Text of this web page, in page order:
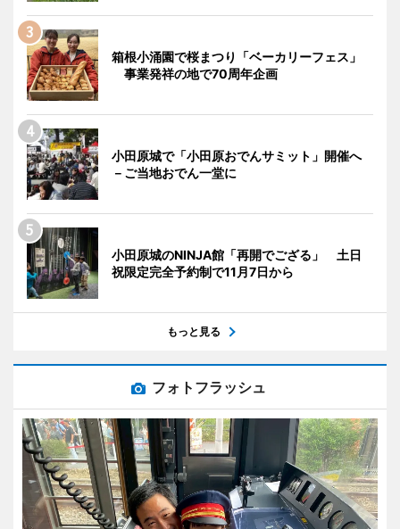
箱根小涌園で桜まつり「ベーカリーフェス」
事業発祥の地で70周年企画
小田原城で「小田原おでんサミット」開催へ
－ご当地おでん一堂に
小田原城のNINJA館「再開でござる」 土日
祝限定完全予約制で11月7日から
もっと見る
フォトフラッシュ